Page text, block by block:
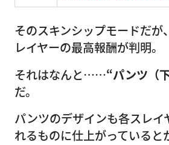
そのスキンシップモードだが
レイヤーの最高報酬が判明。
それはなんと……“パンツ（
だ。
パンツのデザインも各スレイ
れるものに仕上がっている